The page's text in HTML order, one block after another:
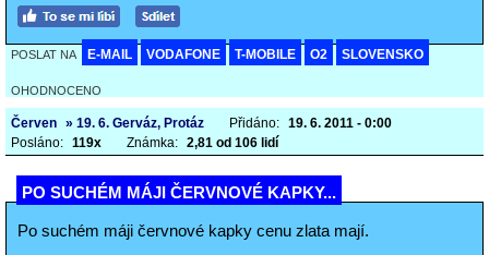
POSLAT NA E-MAIL VODAFONE T-MOBILE O2 SLOVENSKO
OHODNOCENO
Červen » 19. 6. Gerváz, Protáz Přidáno: 19. 6. 2011 - 0:00
Posláno: 119x Známka: 2,81 od 106 lidí
PO SUCHÉM MÁJI ČERVNOVÉ KAPKY...
Po suchém máji červnové kapky cenu zlata mají.